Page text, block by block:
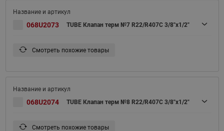
068U2073 TUBE Клапан терм №7 R22/R407C 3/8"x1/2"
Смотреть похожие товары
068U2074 TUBE Клапан терм №8 R22/R407C 3/8"x1/2"
Смотреть похожие товары